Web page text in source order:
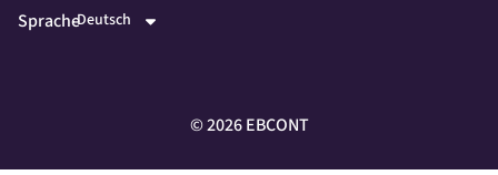
Sprache
©2026EBCONT